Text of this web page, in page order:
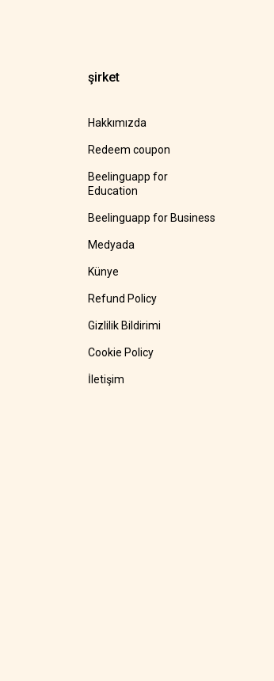
şirket
Hakkımızda
Redeem coupon
Beelinguapp for
Education
Beelinguapp for Business
Medyada
Künye
Refund Policy
Gizlilik Bildirimi
Cookie Policy
İletişim